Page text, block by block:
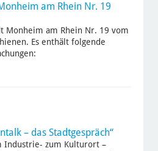
am Rhein Nr. 19
Monheim am Rhein Nr. 19 vom
Es enthält folgende
– das Stadtgespräch“
Industrie- zum Kulturort –